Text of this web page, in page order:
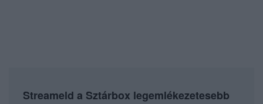
Streameld a Sztárbox legemlékezetesebb